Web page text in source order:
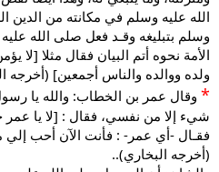
الله عليه وسلم في مكانته من الدين
وسلم بتبليغه وقـد فعل صلى الله
الأمة نحوه أتم البيان فقال مثلا
ولده ووالده والناس أجمعين] (أخرجه
* وقال عمر بن الخطاب: والله يا
شيء إلا من نفسي، فقال : [لا يا
فقـال -أي عمر- : فأنت الآن أحب
(أخرجه البخاري)..